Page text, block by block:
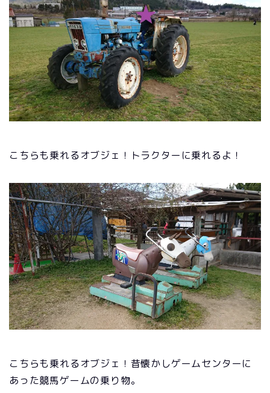
こちらも乗れるオブジェ！トラクターに乗れるよ！
こちらも乗れるオブジェ！昔懐かしゲームセンターに
あった競馬ゲームの乗り物。